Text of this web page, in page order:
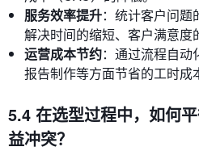
服务效率提升：统计客户问题
解决时间的缩短、客户满意度
运营成本节约：通过流程自动
报告制作等方面节省的工时成
5.4 在选型过程中，如何
益冲突？